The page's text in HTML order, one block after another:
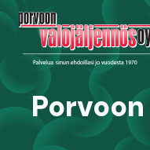
Siirry
sisältöön
Porvoon